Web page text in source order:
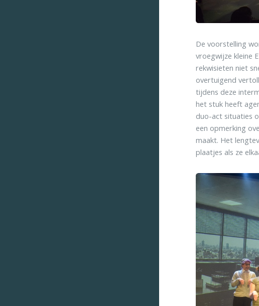
De voorstelling
vroegwijze kleine
rekwisieten niet
overtuigend
tijdens deze
het stuk heeft
duo-act situaties
een opmerking
maakt. Het
plaatjes als ze